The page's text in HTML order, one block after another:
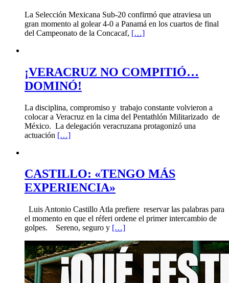
La Selección Mexicana Sub-20 confirmó que atraviesa un
gran momento al golear 4-0 a Panamá en los cuartos de final
del Campeonato de la Concacaf, […]
¡VERACRUZ NO COMPITIÓ…
DOMINÓ!
La disciplina, compromiso y trabajo constante volvieron a
colocar a Veracruz en la cima del Pentathlón Militarizado de
México. La delegación veracruzana protagonizó una
actuación […]
CASTILLO: «TENGO MÁS
EXPERIENCIA»
Luis Antonio Castillo Atla prefiere reservar las palabras para
el momento en que el réferi ordene el primer intercambio de
golpes. Sereno, seguro y […]